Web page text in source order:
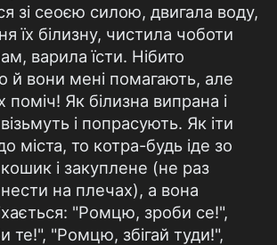
зі сеоєю силою, двигала воду,
їх білизну, чистила чоботи
варила їсти. Нібито
й вони мені помагають, але
поміч! Як білизна випрана і
і попрасують. Як іти
міста, то котра-будь іде зо
і закуплене (не раз
на плечах), а вона
"Ромцю, зроби се!",
те!", "Ромцю, збігай туди!",